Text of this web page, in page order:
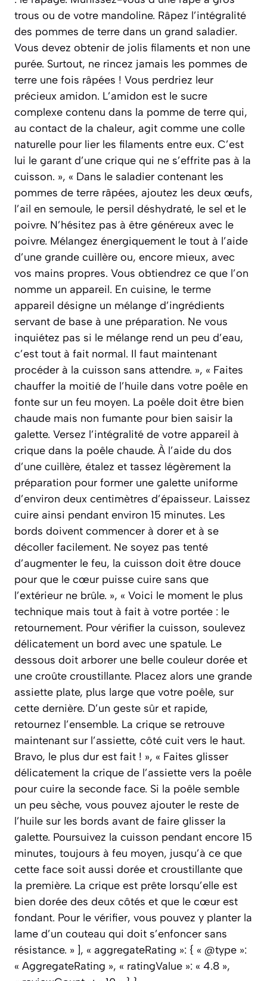
trous ou de votre mandoline. Râpez l’intégralité
des pommes de terre dans un grand saladier.
Vous devez obtenir de jolis filaments et non une
purée. Surtout, ne rincez jamais les pommes de
terre une fois râpées ! Vous perdriez leur
précieux amidon. L’amidon est le sucre
complexe contenu dans la pomme de terre qui,
au contact de la chaleur, agit comme une colle
naturelle pour lier les filaments entre eux. C’est
lui le garant d’une crique qui ne s’effrite pas à la
cuisson. », « Dans le saladier contenant les
pommes de terre râpées, ajoutez les deux œufs,
l’ail en semoule, le persil déshydraté, le sel et le
poivre. N’hésitez pas à être généreux avec le
poivre. Mélangez énergiquement le tout à l’aide
d’une grande cuillère ou, encore mieux, avec
vos mains propres. Vous obtiendrez ce que l’on
nomme un appareil. En cuisine, le terme
appareil désigne un mélange d’ingrédients
servant de base à une préparation. Ne vous
inquiétez pas si le mélange rend un peu d’eau,
c’est tout à fait normal. Il faut maintenant
procéder à la cuisson sans attendre. », « Faites
chauffer la moitié de l’huile dans votre poêle en
fonte sur un feu moyen. La poêle doit être bien
chaude mais non fumante pour bien saisir la
galette. Versez l’intégralité de votre appareil à
crique dans la poêle chaude. À l’aide du dos
d’une cuillère, étalez et tassez légèrement la
préparation pour former une galette uniforme
d’environ deux centimètres d’épaisseur. Laissez
cuire ainsi pendant environ 15 minutes. Les
bords doivent commencer à dorer et à se
décoller facilement. Ne soyez pas tenté
d’augmenter le feu, la cuisson doit être douce
pour que le cœur puisse cuire sans que
l’extérieur ne brûle. », « Voici le moment le plus
technique mais tout à fait à votre portée : le
retournement. Pour vérifier la cuisson, soulevez
délicatement un bord avec une spatule. Le
dessous doit arborer une belle couleur dorée et
une croûte croustillante. Placez alors une grande
assiette plate, plus large que votre poêle, sur
cette dernière. D’un geste sûr et rapide,
retournez l’ensemble. La crique se retrouve
maintenant sur l’assiette, côté cuit vers le haut.
Bravo, le plus dur est fait ! », « Faites glisser
délicatement la crique de l’assiette vers la poêle
pour cuire la seconde face. Si la poêle semble
un peu sèche, vous pouvez ajouter le reste de
l’huile sur les bords avant de faire glisser la
galette. Poursuivez la cuisson pendant encore 15
minutes, toujours à feu moyen, jusqu’à ce que
cette face soit aussi dorée et croustillante que
la première. La crique est prête lorsqu’elle est
bien dorée des deux côtés et que le cœur est
fondant. Pour le vérifier, vous pouvez y planter la
lame d’un couteau qui doit s’enfoncer sans
résistance. » ], « aggregateRating »: { « @type »:
« AggregateRating », « ratingValue »: « 4.8 »,